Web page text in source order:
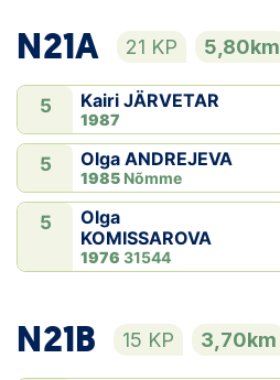
N21A 21 KP 5,80km
5 Kairi JÄRVETAR
1987
5 Olga ANDREJEVA
1985 Nõmme
5
Olga
KOMISSAROVA
1976 31544
N21B 15 KP 3,70km